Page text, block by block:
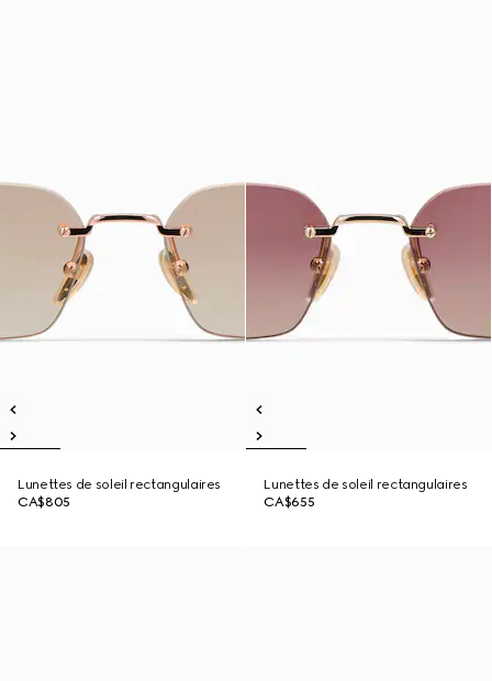
Lunettes de soleil rectangulaires
CA$805
Lunettes de soleil rectangulaires
CA$655